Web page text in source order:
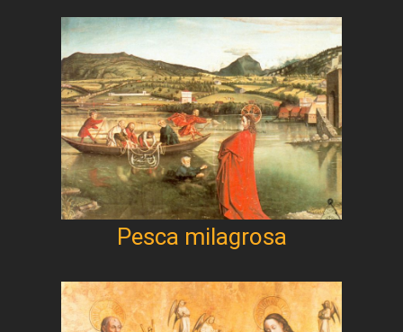
Pesca milagrosa